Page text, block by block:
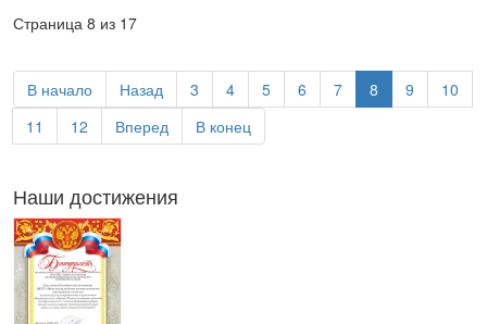
Страница 8 из 17
В начало Назад 3 4 5 6 7 8 9
10
11
12 Вперед В конец
Наши достижения